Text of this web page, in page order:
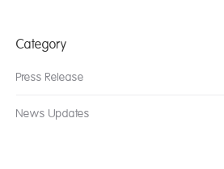
Category
Press Release
News Updates